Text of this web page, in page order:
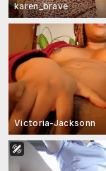
karen_brave
Victoria-Jacksonn